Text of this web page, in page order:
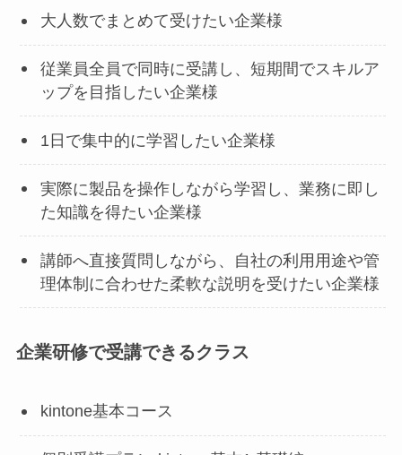
大人数でまとめて受けたい企業様
従業員全員で同時に受講し、短期間でスキルア
ップを目指したい企業様
1日で集中的に学習したい企業様
実際に製品を操作しながら学習し、業務に即し
た知識を得たい企業様
講師へ直接質問しながら、自社の利用用途や管
理体制に合わせた柔軟な説明を受けたい企業様
企業研修で受講できるクラス
kintone基本コース